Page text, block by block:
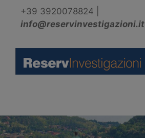
contenuto
+39 3920078824
info@reservinvestigazioni.it